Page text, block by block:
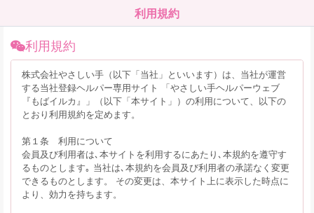
利用規約
利用規約
株式会社やさしい手（以下「当社」といいます）は、当社が運営
する当社登録ヘルパー専用サイト 「やさしい手ヘルパーウェブ
『もばイルカ』」（以下「本サイト」）の利用について、以下の
とおり利用規約を定めます。
第１条 利用について
会員及び利用者は､本サイトを利用するにあたり､本規約を遵守す
るものとします｡ 当社は､本規約を会員及び利用者の承諾なく変更
できるものとします。 その変更は、本サイト上に表示した時点に
より、効力を持ちます。